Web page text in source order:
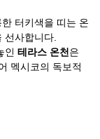
터키색을 띠는 온
선사합니다.
인 테라스 온천 은
멕시코의 독보적